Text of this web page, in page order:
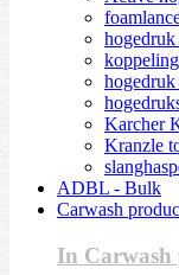
hogedruk
Karcher
Kranzle
ADBL - Bulk
Carwash
In Carwash